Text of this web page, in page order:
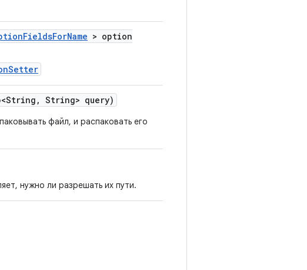
FieldsForName > option
, String> query)
файл, и распаковать его
нужно ли разрешать их пути.